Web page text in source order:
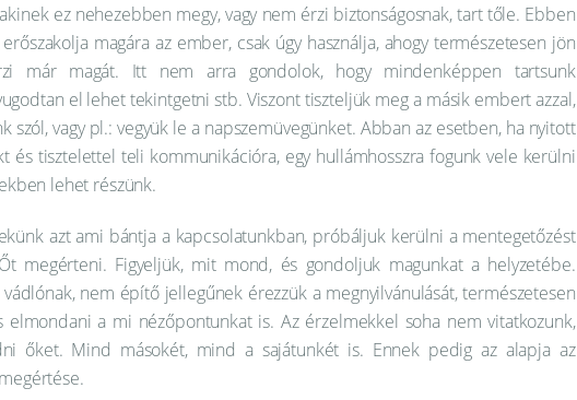
ez nehezebben megy, vagy nem érzi biztonságosnak, tart tőle. Ebben
magára az ember, csak úgy használja, ahogy természetesen jön
már magát. Itt nem arra gondolok, hogy mindenképpen tartsunk
el lehet tekintgetni stb. Viszont tiszteljük meg a másik embert azzal,
szól, vagy pl.: vegyük le a napszemüvegünket. Abban az esetben, ha nyitott
és tisztelettel teli kommunikációra, egy hullámhosszra fogunk vele kerülni
lehet részünk.
azt ami bántja a kapcsolatunkban, próbáljuk kerülni a mentegetőzést
megérteni. Figyeljük, mit mond, és gondoljuk magunkat a helyzetébe.
nem építő jellegűnek érezzük a megnyilvánulását, természetesen
a mi nézőpontunkat is. Az érzelmekkel soha nem vitatkozunk,
őket. Mind másokét, mind a sajátunkét is. Ennek pedig az alapja az